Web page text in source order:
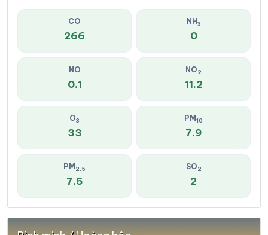
CO
266
NH 3
0
NO
0.1
NO2
11.2
O3
33
PM 10
7.9
PM 2.5
7.5
SO2
2